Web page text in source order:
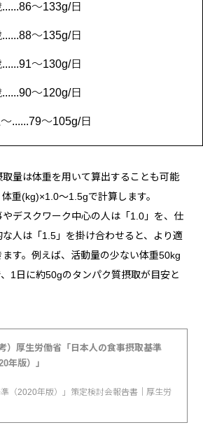
〜133g/日
〜135g/日
〜130g/日
〜120g/日
......79〜105g/日
量は体重を用いて算出することも可能
重(kg)×1.0〜1.5gで計算します。
デスクワーク中心の人は「1.0」を、仕
人は「1.5」を掛け合わせると、より適
す。例えば、活動量の少ない体重50kg
1日に約50gのタンパク質摂取が目安と
考）厚生労働省「日本人の食事摂取基準
年版）」
準（2020年版）」策定検討会報告書｜厚生労